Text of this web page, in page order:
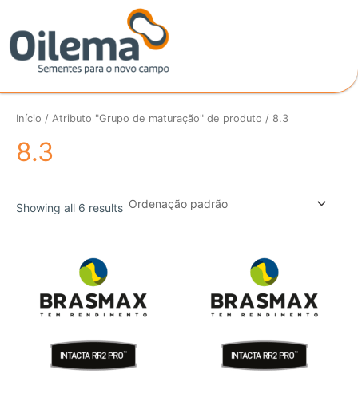
conteúdo
Início / Atributo "Grupo de maturação" de produto / 8.3
8.3
Showing all 6 results